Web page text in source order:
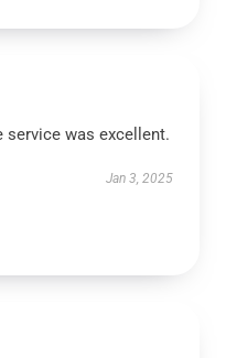
service was excellent.
Jan 3, 2025